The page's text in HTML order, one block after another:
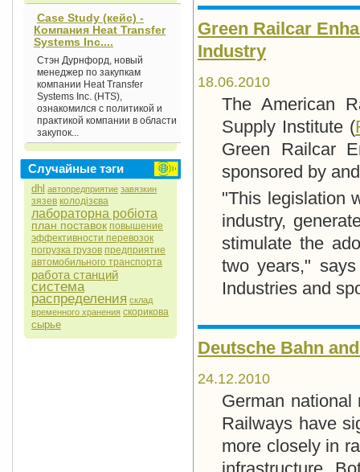
Case Study (кейс) -
Компания Heat Transfer
Systems Inc....
Стэн Дурнфорд, новый
менеджер по закупкам
компании Heat Transfer
Systems Inc. (HTS),
ознакомился с политикой и
практикой компании в области
закупок...
Случайные тэги
dhl автопредприятие завязкин
зязев колодізєва
лабораторна робіота
план поставок повышение
эффективности перевозок
погрузка грузов предприятие
автомобильного транспорта
работа станций
система
распределения склад
временного хранения скорикова
сырье
Green Railcar
Industry
18.06.2010
The American
Supply Institute (
Green Railcar
sponsored by
"This legislation
industry,
stimulate the
two years,"
Industries and
Deutsche Bahn
24.12.2010
German
Railways have
more closely in